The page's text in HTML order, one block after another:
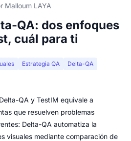
Malloum LAYA
QA: dos enfoques
cuál para ti
Estrategia QA Delta-QA
QA y TestIM equivale a
que resuelven problemas
Delta-QA automatiza la
visuales mediante comparación de